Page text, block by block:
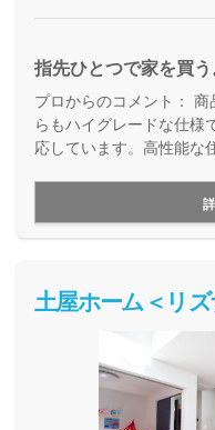
指先ひとつで家を買
プロからのコメント： 商
らもハイグレードな仕様
応しています。高性能な
土屋ホーム＜リ